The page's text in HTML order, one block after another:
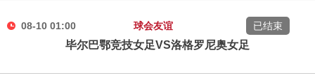
08-10 01:00 球会友谊
毕尔巴鄂竞技女足VS洛格罗尼奥女足
已结束